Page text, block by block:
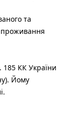
та
проживання
185 КК України
Йому